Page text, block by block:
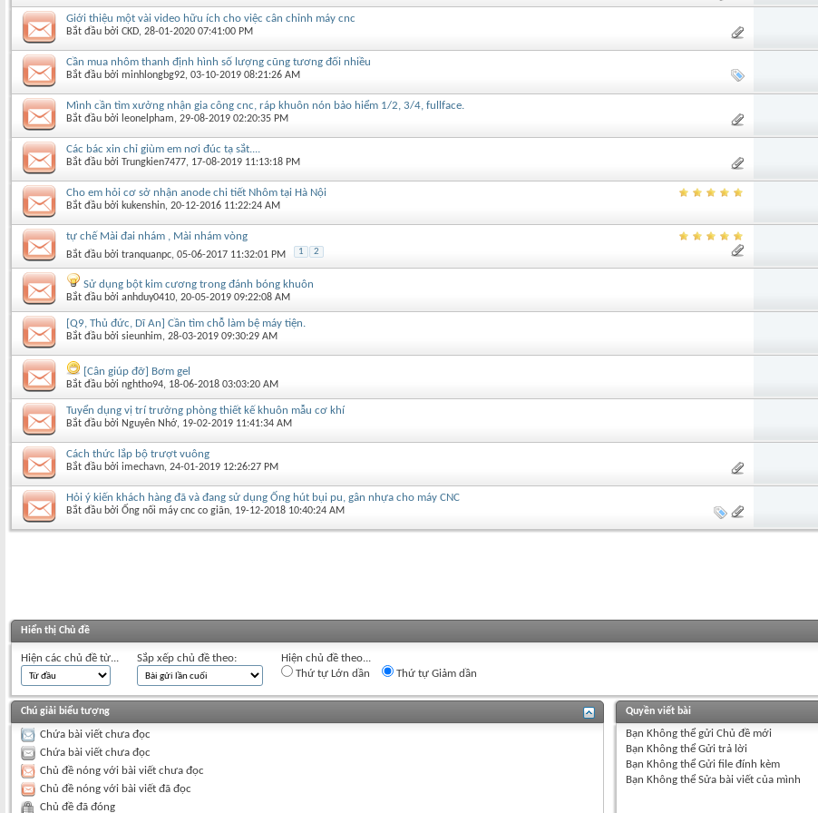
Giới thiệu một vài video hữu ích cho việc cân chỉnh máy cnc
Bắt đầu bởi CKD‎, 28-01-2020 07:41:00 PM
Cần mua nhôm thanh định hình số lượng cũng tương đối nhiều
Bắt đầu bởi minhlongbg92‎, 03-10-2019 08:21:26 AM
Mình cần tìm xưởng nhận gia công cnc, ráp khuôn nón bảo hiểm 1/2, 3/4, fullface.
Bắt đầu bởi leonelpham‎, 29-08-2019 02:20:35 PM
Các bác xin chỉ giùm em nơi đúc tạ sắt....
Bắt đầu bởi Trungkien7477‎, 17-08-2019 11:13:18 PM
Cho em hỏi cơ sở nhận anode chi tiết Nhôm tại Hà Nội
Bắt đầu bởi kukenshin‎, 20-12-2016 11:22:24 AM
tự chế Mài đai nhám , Mài nhám vòng
Bắt đầu bởi tranquanpc‎, 05-06-2017 11:32:01 PM 1 2
Sử dụng bột kim cương trong đánh bóng khuôn
Bắt đầu bởi anhduy0410‎, 20-05-2019 09:22:08 AM
[Q9, Thủ đức, Dĩ An] Cần tìm chỗ làm bệ máy tiện.
Bắt đầu bởi sieunhim‎, 28-03-2019 09:30:29 AM
[Cân giúp đỡ] Bơm gel
Bắt đầu bởi nghtho94‎, 18-06-2018 03:03:20 AM
Tuyển dụng vị trí trưởng phòng thiết kế khuôn mẫu cơ khí
Bắt đầu bởi Nguyên Nhớ‎, 19-02-2019 11:41:34 AM
Cách thức lắp bộ trượt vuông
Bắt đầu bởi imechavn‎, 24-01-2019 12:26:27 PM
Hỏi ý kiến khách hàng đã và đang sử dụng Ống hút bụi pu, gân nhựa cho máy CNC
Bắt đầu bởi Ống nối máy cnc co giãn‎, 19-12-2018 10:40:24 AM
Hiển thị Chủ đề
Hiện các chủ đề từ... Sắp xếp chủ đề theo:
Hiện chủ đề theo...
Thứ tự Lớn dần
Thứ tự Giảm dần
Chú giải biểu tượng
Chứa bài viết chưa đọc
Chứa bài viết chưa đọc
Chủ đề nóng với bài viết chưa đọc
Chủ đề nóng với bài viết đã đọc
Chủ đề đã đóng
Quyền viết bài
Bạn Không thểgửi Chủ đề mới
Bạn Không thểGửi trả lời
Bạn Không thểGửi file đính kèm
Bạn Không thểSửa bài viết của mình